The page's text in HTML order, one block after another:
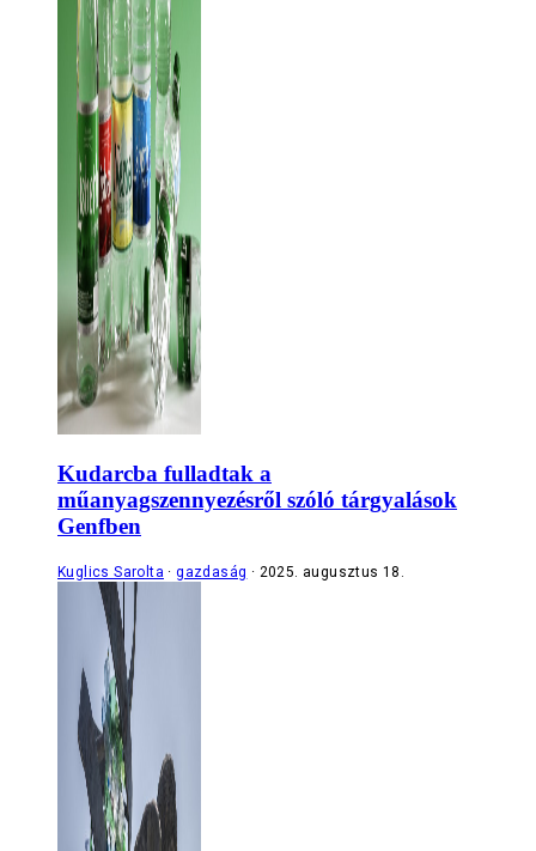
Kudarcba fulladtak a
műanyagszennyezésről szóló tárgyalások
Genfben
Kuglics Sarolta gazdaság 2025. augusztus 18.